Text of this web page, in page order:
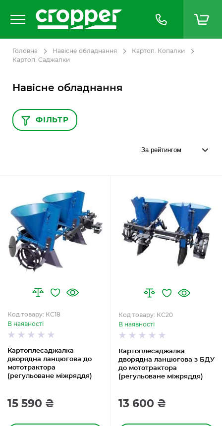
Головна Навісне обладнання
Картоп. Копалки
Картоп. Саджалки
Навісне обладнання
Картоплесаджалка
дворядна ланцюгова до
мототрактора
(регульоване міжряддя)
Код товару: КС18
В наявності
15 590 ₴
Картоплесаджалка
дворядна ланцюгова з БДУ
до мототрактора
(регульоване міжряддя)
Код товару: КС20
В наявності
13 600 ₴
ФІЛЬТР